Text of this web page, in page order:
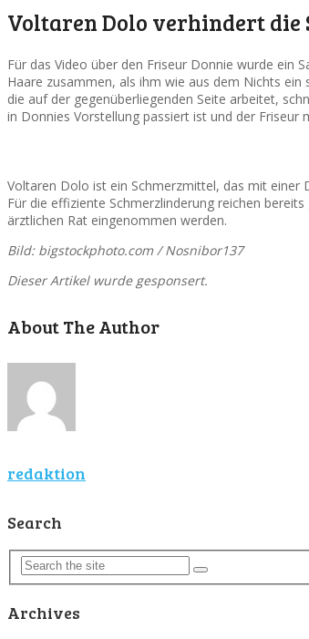
Voltaren Dolo verhindert die
Für das Video über den Friseur Donnie wurde ein
Haare zusammen, als ihm wie aus dem Nichts
die auf der gegenüberliegenden Seite arbeitet,
in Donnies Vorstellung passiert ist und der
Voltaren Dolo ist ein Schmerzmittel, das mit einer
Für die effiziente Schmerzlinderung reichen
ärztlichen Rat eingenommen werden.
Bild: bigstockphoto.com / Nosnibor137
Dieser Artikel wurde gesponsert.
About The Author
redaktion
Search
Archives